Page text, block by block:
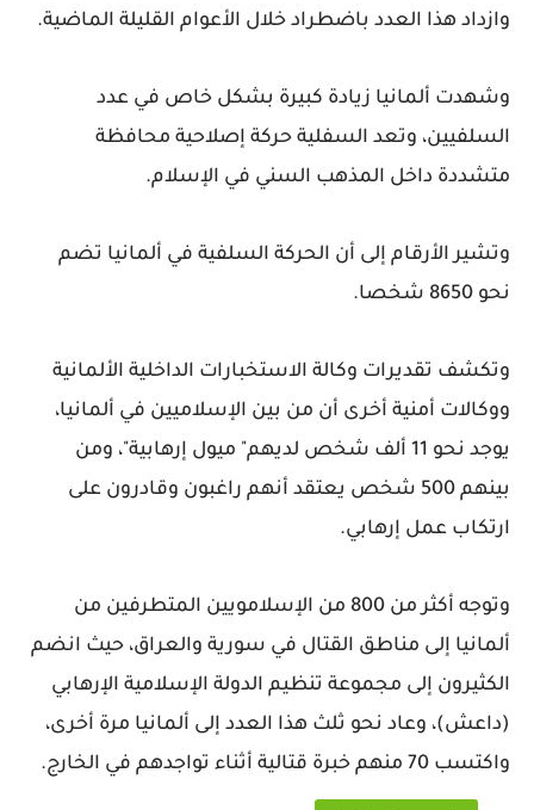
وازداد هذا العدد باضطراد خلال الأعوام القليلة الماضية.
وشهدت ألمانيا زيادة كبيرة بشكل خاص في عدد
السلفيين، وتعد السفلية حركة إصلاحية محافظة
متشددة داخل المذهب السني في الإسلام.
وتشير الأرقام إلى أن الحركة السلفية في ألمانيا تضم
نحو 8650 شخصا.
وتكشف تقديرات وكالة الاستخبارات الداخلية الألمانية
ووكالات أمنية أخرى أن من بين الإسلاميين في ألمانيا،
يوجد نحو 11 ألف شخص لديهم" ميول إرهابية"، ومن
بينهم 500 شخص يعتقد أنهم راغبون وقادرون على
ارتكاب عمل إرهابي.
وتوجه أكثر من 800 من الإسلامويين المتطرفين من
ألمانيا إلى مناطق القتال في سورية والعراق، حيث انضم
الكثيرون إلى مجموعة تنظيم الدولة الإسلامية الإرهابي
(داعش)، وعاد نحو ثلث هذا العدد إلى ألمانيا مرة أخرى،
واكتسب 70 منهم خبرة قتالية أثناء تواجدهم في الخارج.